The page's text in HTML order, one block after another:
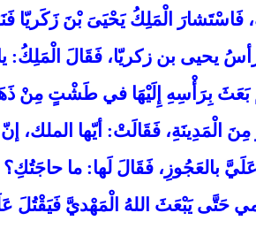
الْمَلِكُ يَحْيَىَ بْنَ زَكَريّا
يحيى بن زكريّا، فَقَالَ الْمَلِكُ: يا
بَعَثَ بِرَأْسِهِ إِلَيْهَا في طَشْتٍ مِنْ
فَقَالَتْ: أيّها الملك، إنّ
بالعَجُوزِ، فَقَالَ لَها: ما
حَتَّى يَبْعَثَ اللهُ الْمَهْديَّ فَيَقْتُلَ